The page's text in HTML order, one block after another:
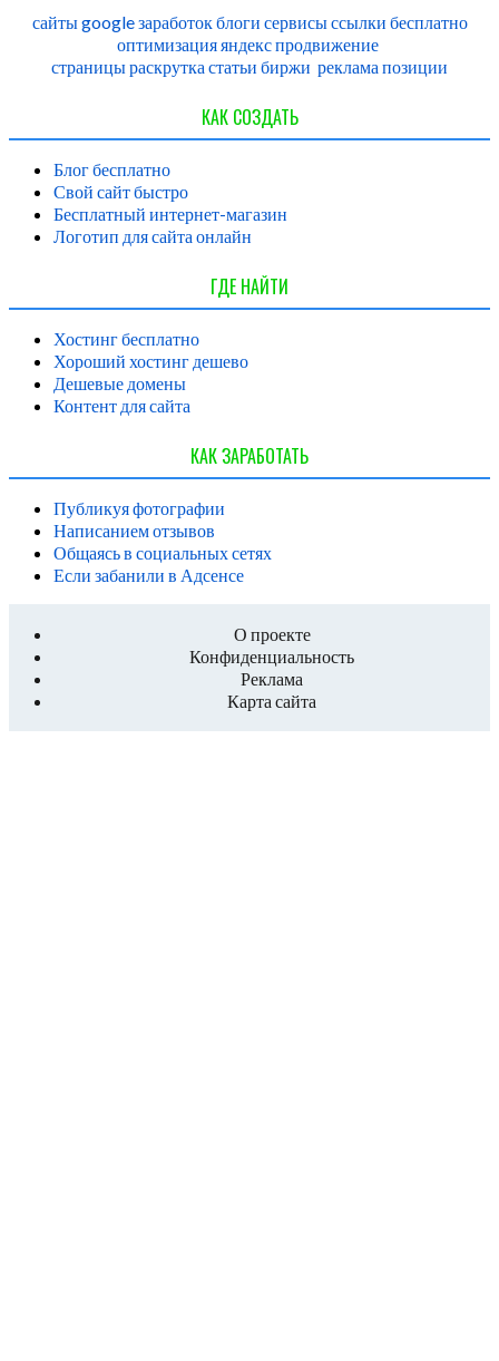
сайтыgoogleзаработокблоги сервисыссылки бесплатно
оптимизацияяндекспродвижение
страницыраскрутка статьи биржи реклама позиции
КАК СОЗДАТЬ
Блог бесплатно
Свой сайт быстро
Бесплатный интернет-магазин
Логотип для сайта онлайн
ГДЕ НАЙТИ
Хостинг бесплатно
Хороший хостинг дешево
Дешевые домены
Контент для сайта
КАК ЗАРАБОТАТЬ
Публикуя фотографии
Написанием отзывов
Общаясь в социальных сетях
Если забанили в Адсенсе
О проекте
Конфиденциальность
Реклама
Карта сайта